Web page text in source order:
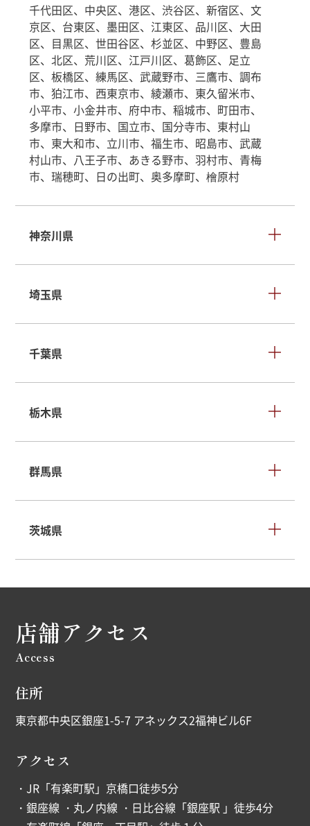
千代田区、中央区、港区、渋谷区、新宿区、文
京区、台東区、墨田区、江東区、品川区、大田
区、目黒区、世田谷区、杉並区、中野区、豊島
区、北区、荒川区、江戸川区、葛飾区、足立
区、板橋区、練馬区、武蔵野市、三鷹市、調布
市、狛江市、西東京市、綾瀬市、東久留米市、
小平市、小金井市、府中市、稲城市、町田市、
多摩市、日野市、国立市、国分寺市、東村山
市、東大和市、立川市、福生市、昭島市、武蔵
村山市、八王子市、あきる野市、羽村市、青梅
市、瑞穂町、日の出町、奥多摩町、檜原村
神奈川県
埼玉県
千葉県
栃木県
群馬県
茨城県
店舗アクセス
Access
住所
東京都中央区銀座1-5-7 アネックス2福神ビル6F
アクセス
・JR「有楽町駅」京橋口徒歩5分
・銀座線 ・丸ノ内線 ・日比谷線「銀座駅 」徒歩4分